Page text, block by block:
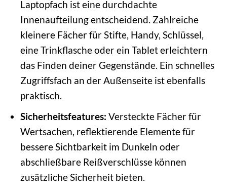
Laptopfach ist eine durchdachte
Innenaufteilung entscheidend. Zahlreiche
kleinere Fächer für Stifte, Handy, Schlüssel,
eine Trinkflasche oder ein Tablet erleichtern
das Finden deiner Gegenstände. Ein schnelles
Zugriffsfach an der Außenseite ist ebenfalls
praktisch.
Sicherheitsfeatures: Versteckte Fächer für
Wertsachen, reflektierende Elemente für
bessere Sichtbarkeit im Dunkeln oder
abschließbare Reißverschlüsse können
zusätzliche Sicherheit bieten.